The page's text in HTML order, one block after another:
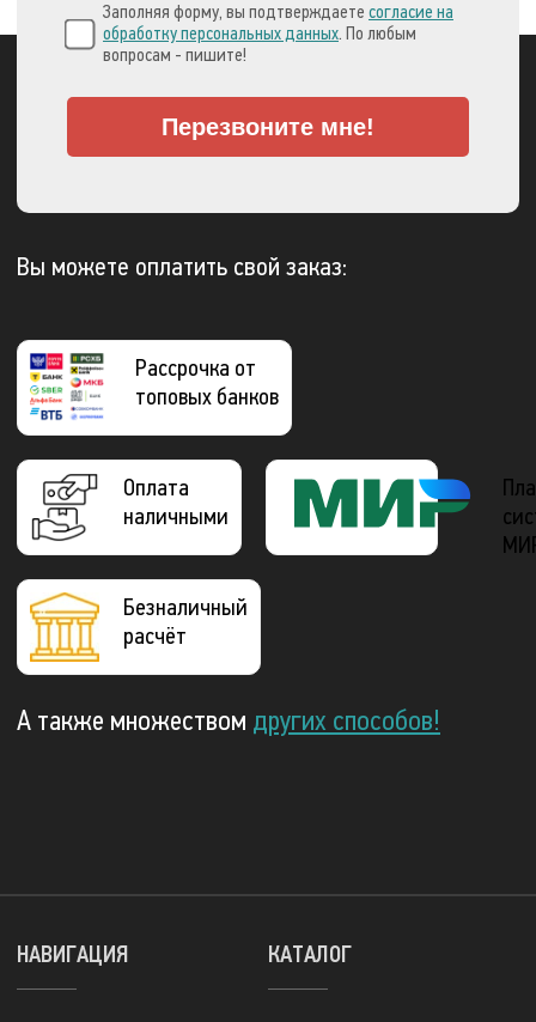
Заполняя форму, вы подтверждаете согласие на
обработку персональных данных. По любым
вопросам - пишите!
Перезвоните мне!
Вы можете оплатить свой заказ:
Рассрочка от
топовых банков
Оплата
наличными
Безналичный
расчёт
А также множеством других способов!
КАТАЛОГ
НАВИГАЦИЯ